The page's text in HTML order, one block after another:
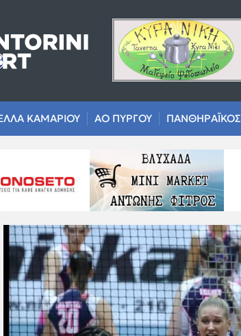
ΚΑΜΑΡΙΟΥ ΑΟ ΠΥΡΓΟΥ ΠΑΝΘΗΡΑΪΚΟΣ